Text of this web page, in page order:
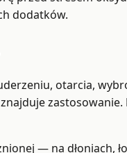
dodatków.
otarcia,
zastosowanie.
— na dłoniach,